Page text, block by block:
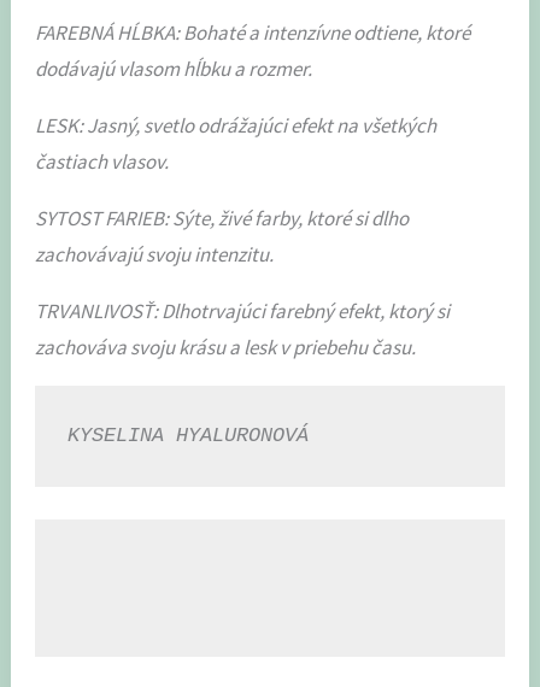
FAREBNÁ HĹBKA: Bohaté a intenzívne odtiene, ktoré
dodávajú vlasom hĺbku a rozmer.
LESK: Jasný, svetlo odrážajúci efekt na všetkých
častiach vlasov.
SYTOST FARIEB: Sýte, živé farby, ktoré si dlho
zachovávajú svoju intenzitu.
TRVANLIVOSŤ: Dlhotrvajúci farebný efekt, ktorý si
zachováva svoju krásu a lesk v priebehu času.
KYSELINA HYALURONOVÁ